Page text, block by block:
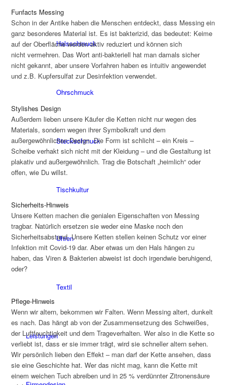
Halsschmuck
Ohrschmuck
Steckschmuck
Tischkultur
Uhren
Textil
Leistungen
Funfacts Messing
Schon in der Antike haben die Menschen entdeckt, dass Messing ein
ganz besonderes Material ist. Es ist bakterizid, das bedeutet: Keime
auf der Oberfläche werden aktiv reduziert und können sich
nicht vermehren. Das Wort anti-bakteriell hat man damals sicher
nicht gekannt, aber unsere Vorfahren haben es intuitiv angewendet
und z.B. Kupfersulfat zur Desinfektion verwendet.
Stylishes Design
Außerdem lieben unsere Käufer die Ketten nicht nur wegen des
Materials, sondern wegen ihrer Symbolkraft und dem
außergewöhnlichen Design. Die Form ist schlicht – ein Kreis –
Scheibe verhakt sich nicht mit der Kleidung – und die Gestaltung ist
plakativ und außergewöhnlich. Trag die Botschaft „heimlich“ oder
offen, wie Du willst.
Sicherheits-Hinweis
Unsere Ketten machen die genialen Eigenschaften von Messing
tragbar. Natürlich ersetzen sie weder eine Maske noch den
Sicherheitsabstand. Unsere Ketten stellen keinen Schutz vor einer
Infektion mit Covid-19 dar. Aber etwas um den Hals hängen zu
haben, das Viren & Bakterien abweist ist doch irgendwie beruhigend,
oder?
Pflege-Hinweis
Wenn wir altern, bekommen wir Falten. Wenn Messing altert, dunkelt
es nach. Das hängt ab von der Zusammensetzung des Schweißes,
der Luftfeuchtigkeit und dem Trageverhalten. Wer also in die Kette so
verliebt ist, dass er sie immer trägt, wird sie schneller altern sehen.
Wir persönlich lieben den Effekt – man darf der Kette ansehen, dass
sie eine Geschichte hat. Wer das nicht mag, kann die Kette mit
einem weichen Tuch abreiben und in 25 % verdünnter Zitronensäure